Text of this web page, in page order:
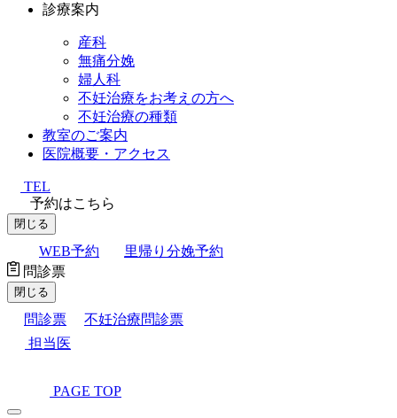
診療案内
産科
無痛分娩
婦人科
不妊治療をお考えの方へ
不妊治療の種類
教室のご案内
医院概要・アクセス
TEL
予約はこちら
閉じる
WEB予約
里帰り分娩予約
問診票
閉じる
問診票
不妊治療問診票
担当医
PAGE TOP